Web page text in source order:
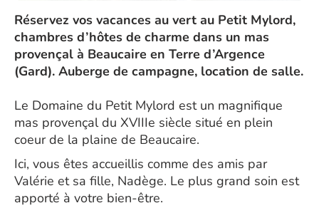
Réservez vos vacances au vert au Petit Mylord,
chambres d’hôtes de charme dans un mas
provençal à Beaucaire en Terre d’Argence
(Gard). Auberge de campagne, location de salle.
Le Domaine du Petit Mylord est un magnifique
mas provençal du XVIIIe siècle situé en plein
coeur de la plaine de Beaucaire.
Ici, vous êtes accueillis comme des amis par
Valérie et sa fille, Nadège. Le plus grand soin est
apporté à votre bien-être.